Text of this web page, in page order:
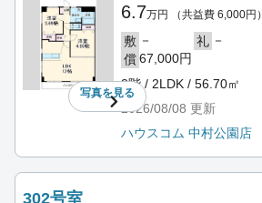
写真を見る
6.7万円 （共益費 6,000円）
敷 － 礼 －
償67,000円
3階 / 2LDK / 56.70㎡
2026/08/08 更新
ハウスコム 中村公園店
302号室